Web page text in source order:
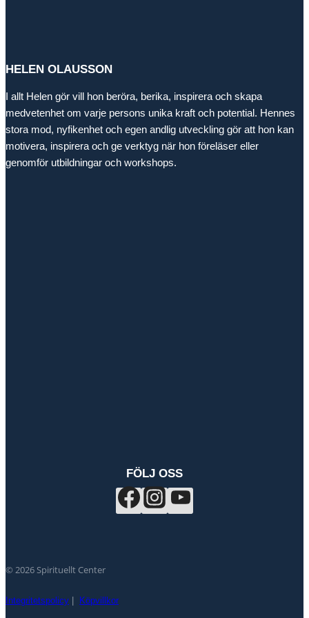
HELEN OLAUSSON
I allt Helen gör vill hon beröra, berika, inspirera och skapa
medvetenhet om varje persons unika kraft och potential. Hennes
stora mod, nyfikenhet och egen andlig utveckling gör att hon kan
motivera, inspirera och ge verktyg när hon föreläser eller
genomför utbildningar och workshops.
FÖLJ OSS
© 2026 Spirituellt Center
Integritetspolicy | Köpvillkor